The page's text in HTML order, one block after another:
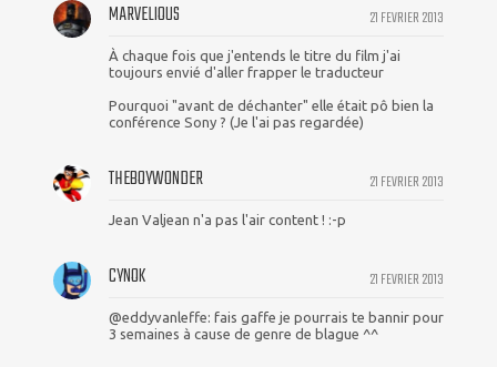
21 FEVRIER 2013
MARVELIOUS
À chaque fois que j'entends le titre du film j'ai
toujours envié d'aller frapper le traducteur
Pourquoi "avant de déchanter" elle était pô bien la
conférence Sony ? (Je l'ai pas regardée)
21 FEVRIER 2013
THEBOYWONDER
Jean Valjean n'a pas l'air content ! :-p
21 FEVRIER 2013
CYNOK
@eddyvanleffe: fais gaffe je pourrais te bannir pour
3 semaines à cause de genre de blague ^^